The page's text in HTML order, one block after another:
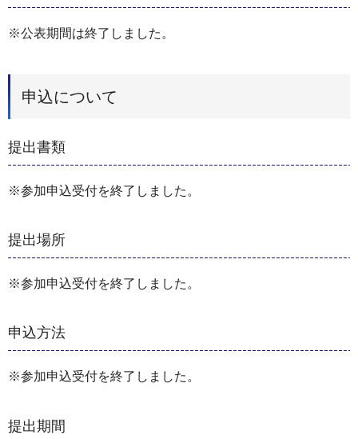
※公表期間は終了しました。
申込について
提出書類
※参加申込受付を終了しました。
提出場所
※参加申込受付を終了しました。
申込方法
※参加申込受付を終了しました。
提出期間